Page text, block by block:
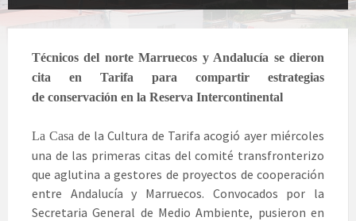
Técnicos del norte Marruecos y Andalucía se dieron
cita en Tarifa para compartir estrategias
de conservación en la Reserva Intercontinental
La Casa de la Cultura de Tarifa acogió ayer miércoles
una de las primeras citas del comité transfronterizo
que aglutina a gestores de proyectos de cooperación
entre Andalucía y Marruecos. Convocados por la
Secretaria General de Medio Ambiente, pusieron en